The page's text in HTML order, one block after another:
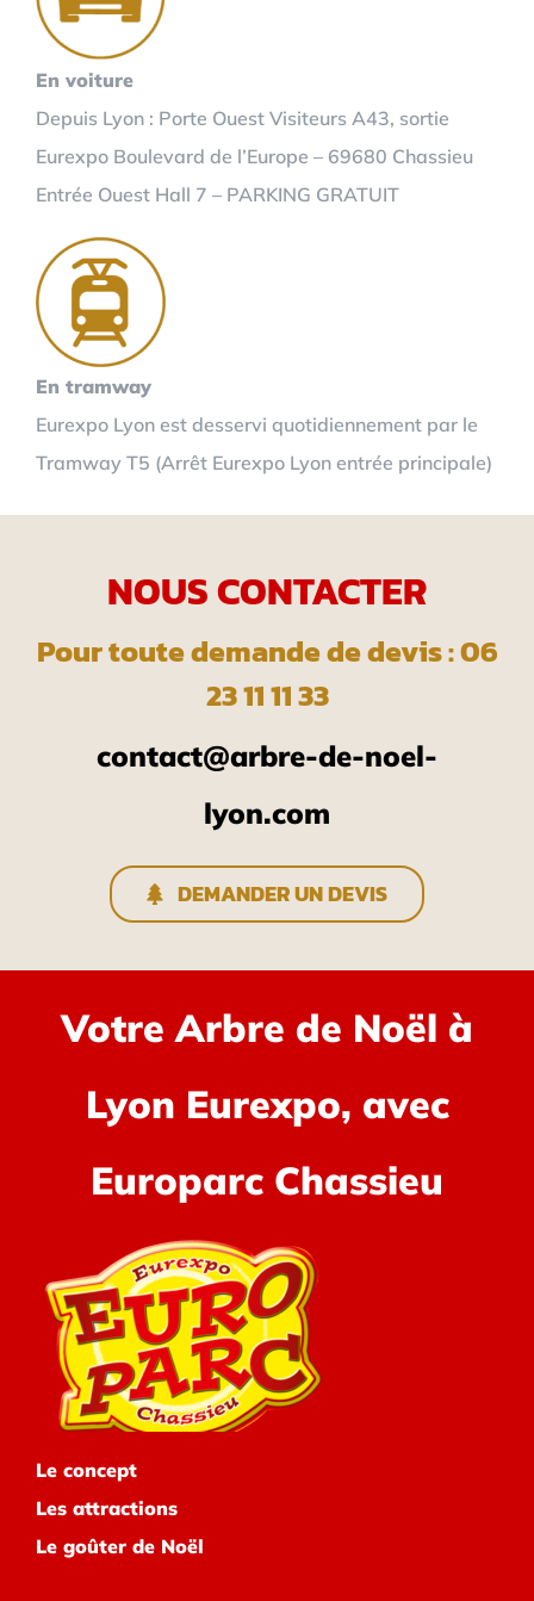
En voiture
Depuis Lyon : Porte Ouest Visiteurs A43, sortie
Eurexpo Boulevard de l’Europe – 69680 Chassieu
Entrée Ouest Hall 7 – PARKING GRATUIT
En tramway
Eurexpo Lyon est desservi quotidiennement par le
Tramway T5 (Arrêt Eurexpo Lyon entrée principale)
NOUS CONTACTER
Pour toute demande de devis : 06
23 11 11 33
contact@arbre-de-noel-
lyon.com
DEMANDER UN DEVIS
Votre Arbre de Noël à
Lyon Eurexpo, avec
Europarc Chassieu
Le concept
Les attractions
Le goûter de Noël